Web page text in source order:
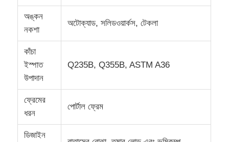
বাড়ি
পণ্য
আমাদের সম্বন্ধে
কারখানা পরিদর্শন
অঙ্কন
নকশা
অটোক্যাড, সলিডওয়ার্কস, টেকলা
কাঁচা
ইস্পাত
উপাদান
Q235B, Q355B, ASTM A36
ফ্রেমের
ধরন
পোর্টাল ফ্রেম
ডিজাইন